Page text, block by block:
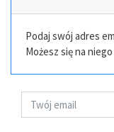
Podaj swój adres
Możesz się na